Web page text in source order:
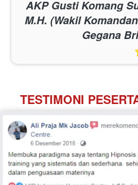
AKP Gusti Komang
M.H. (Wakil
Gegana
TESTIMONI